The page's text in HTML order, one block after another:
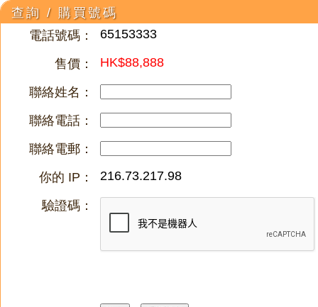
查詢 / 購買號碼
電話號碼：
65153333
售價： HK$88,888
聯絡姓名：
聯絡電話：
聯絡電郵：
你的 IP：
216.73.217.98
驗證碼：